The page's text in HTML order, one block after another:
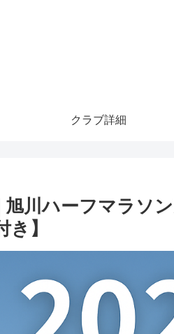
クラブ詳細
旭川ハーフマラソ
】